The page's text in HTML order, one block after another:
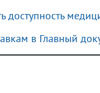
доступность
в Главный